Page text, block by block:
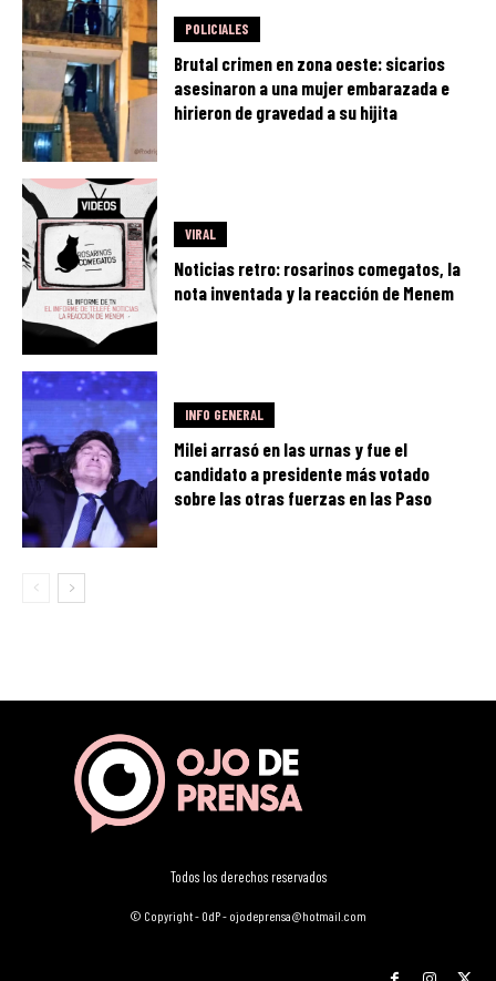
POLICIALES
Brutal crimen en zona oeste: sicarios
asesinaron a una mujer embarazada e
hirieron de gravedad a su hijita
VIRAL
Noticias retro: rosarinos comegatos, la
nota inventada y la reacción de Menem
INFO GENERAL
Milei arrasó en las urnas y fue el
candidato a presidente más votado
sobre las otras fuerzas en las Paso
Todos los derechos reservados
© Copyright - OdP - ojodeprensa@hotmail.com